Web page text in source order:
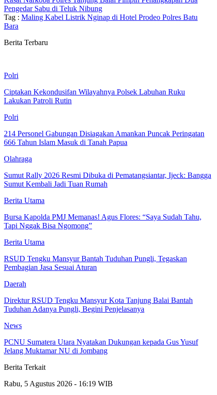
Pengedar Sabu di Teluk Nibung
Tag : Maling Kabel Listrik Nginap di Hotel Prodeo Polres Batu
Bara
Berita Terbaru
Polri
Ciptakan Kekondusifan Wilayahnya Polsek Labuhan Ruku
Lakukan Patroli Rutin
Polri
214 Personel Gabungan Disiagakan Amankan Puncak Peringatan
666 Tahun Islam Masuk di Tanah Papua
Olahraga
Sumut Rally 2026 Resmi Dibuka di Pematangsiantar, Ijeck: Bangga
Sumut Kembali Jadi Tuan Rumah
Berita Utama
Bursa Kapolda PMJ Memanas! Agus Flores: “Saya Sudah Tahu,
Tapi Nggak Bisa Ngomong”
Berita Utama
RSUD Tengku Mansyur Bantah Tuduhan Pungli, Tegaskan
Pembagian Jasa Sesuai Aturan
Daerah
Direktur RSUD Tengku Mansyur Kota Tanjung Balai Bantah
Tuduhan Adanya Pungli, Begini Penjelasanya
News
PCNU Sumatera Utara Nyatakan Dukungan kepada Gus Yusuf
Jelang Muktamar NU di Jombang
Berita Terkait
Rabu, 5 Agustus 2026 - 16:19 WIB